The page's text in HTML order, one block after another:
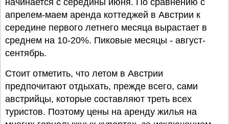
начинается с середины июня. По сравнению с
апрелем-маем аренда коттеджей в Австрии к
середине первого летнего месяца вырастает в
среднем на 10-20%. Пиковые месяцы - август-
сентябрь.
Стоит отметить, что летом в Австрии
предпочитают отдыхать, прежде всего, сами
австрийцы, которые составляют треть всех
туристов. Поэтому цены на аренду жилья на